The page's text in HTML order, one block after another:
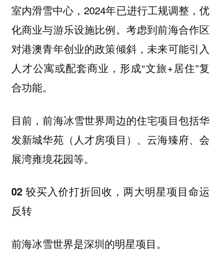
室内滑雪中心，2024年已进行工规调整，优
化商业与游乐设施比例。考虑到前海合作区
对港澳青年创业的政策倾斜，未来可能引入
人才公寓或配套商业，形成“文旅+居住”复
合功能。
目前，前海冰雪世界周边的住宅项目包括华
发新城华苑（人才房项目）、云海臻府、会
展湾雍境花园等。
02 较买入价打折回收，两大明星项目命运
反转
前海冰雪世界是深圳的明星项目。